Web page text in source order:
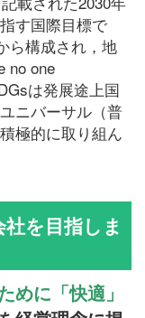
す国際目標で
ら構成され，地
no one
は発展途上国
ニバーサル（普
極的に取り組ん
を目指しま
めに「快適」